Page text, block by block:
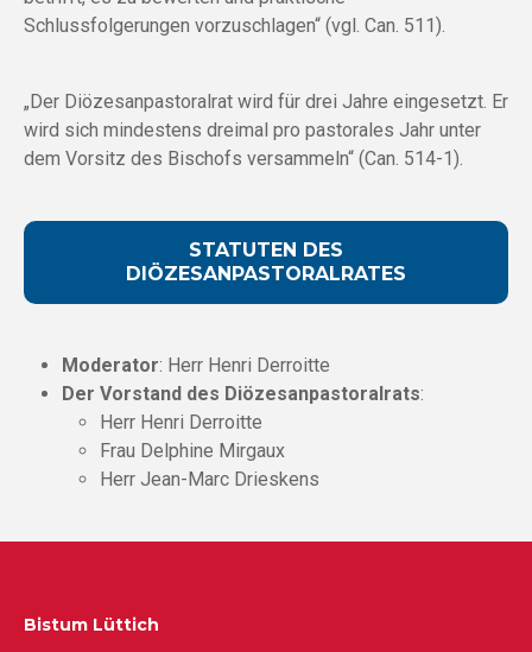
Schlussfolgerungen vorzuschlagen“ (vgl. Can. 511).
„Der Diözesanpastoralrat wird für drei Jahre eingesetzt. Er
wird sich mindestens dreimal pro pastorales Jahr unter
dem Vorsitz des Bischofs versammeln“ (Can. 514-1).
STATUTEN DES
DIÖZESANPASTORALRATES
Moderator: Herr Henri Derroitte
Der Vorstand des Diözesanpastoralrats:
Herr Henri Derroitte
Frau Delphine Mirgaux
Herr Jean-Marc Drieskens
Bistum Lüttich